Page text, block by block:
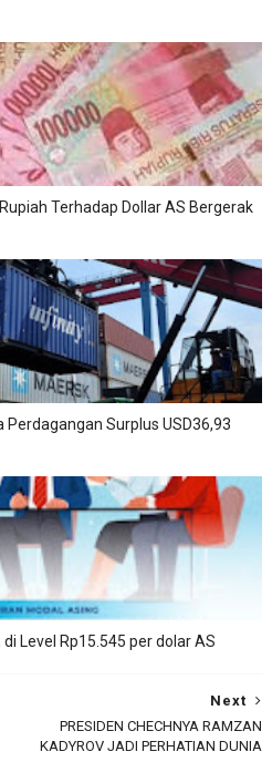
Terhadap Dollar AS Bergerak
Surplus USD36,93
Level Rp15.545 per dolar AS
Next
PRESIDEN CHECHNYA RAMZAN
KADYROV JADI PERHATIAN DUNIA